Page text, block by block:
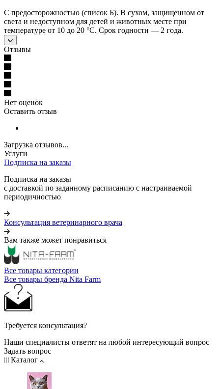
С предосторожностью (список Б). В сухом, защищенном от
света и недоступном для детей и животных месте при
температуре от 10 до 20 °С. Срок годности — 2 года.
Отзывы
Нет оценок
Оставить отзыв
Загрузка отзывов...
Услуги
Подписка на заказы
Подписка на заказы
с доставкой по заданному расписанию с настраиваемой
периодичностью
Консультация ветеринарного врача
Вам также может понравиться
Все товары категории
Все товары бренда Nita Farm
Требуется консультация?
Наши специалисты ответят на любой интересующий вопрос
Задать вопрос
Каталог